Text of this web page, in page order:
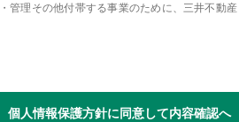
管理その他付帯する事業のために、三井不動産
個人情報保護方針に同意して内容確認へ